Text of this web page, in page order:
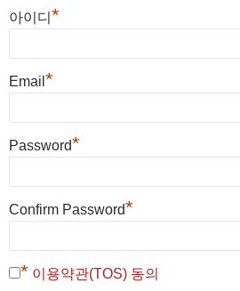
아이디 *
Email *
Password*
Confirm Password*
* 이용약관(TOS) 동의